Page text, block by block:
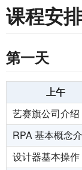
课程安排
第一天
上午
艺赛旗公司介绍
RPA 基本概念
设计器基本操作